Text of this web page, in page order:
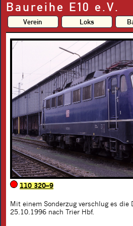
Baureihe E10 e.V.
Verein Loks
110 320–9
Mit einem Sonderzug verschlug es die
25.10.1996 nach Trier Hbf.